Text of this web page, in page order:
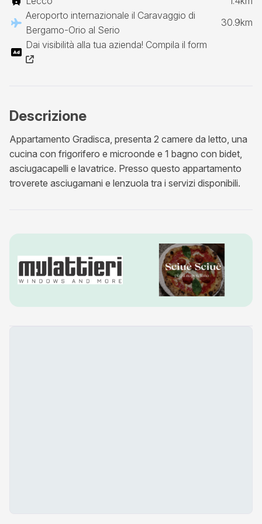
Aeroporto internazionale il Caravaggio di
Bergamo-Orio al Serio
30.9km
Dai visibilità alla tua azienda! Compila il form
Descrizione
Appartamento Gradisca, presenta 2 camere da letto, una
cucina con frigorifero e microonde e 1 bagno con bidet,
asciugacapelli e lavatrice. Presso questo appartamento
troverete asciugamani e lenzuola tra i servizi disponibili.